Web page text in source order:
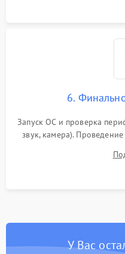
6.
Запуск ОС и проверка
звук, камера). Проведение
для контроля
системы под
У Вас